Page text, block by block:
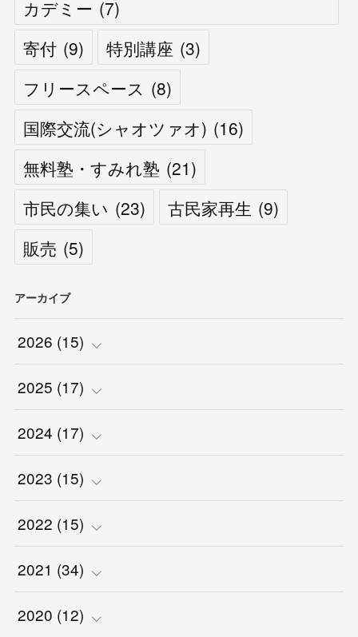
カデミー (7)
寄付 (9) 特別講座 (3)
フリースペース (8)
国際交流(シャオツァオ) (16)
無料塾・すみれ塾 (21)
市民の集い (23) 古民家再生 (9)
販売 (5)
アーカイブ
2026 (15)
(1)
(1)
(3)
(3)
(5)
(2)
2025 (17)
(2)
(1)
(1)
(2)
(3)
2024 (17)
(2)
(5)
(1)
(5)
2023 (15)
(3)
(1)
(1)
2022 (15)
(2)
(2)
2021 (34)
(2)
2020 (12)